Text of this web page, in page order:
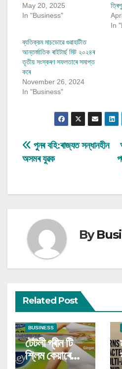
May 20, 2025
In "Business"
In
ব্যতিক্রম মাচডোৱে গুৱাহাটীত
আন্তৰ্জাতিক ৰাইটাৰ্ছ মিট ২০২৪ৰ
তৃতীয় সংস্কৰণ সফলতাৰে সমাপ্ত
কৰে
November 26, 2024
In "Business"
Post
navigation
পুনৰ বহি:ৰাজ্যত সন্ধানহীন
অসমৰ যুৱক
By
Related Post
BUSINESS
টেটলী গ্ৰীন টি
শ্লিম কেয়াৰে